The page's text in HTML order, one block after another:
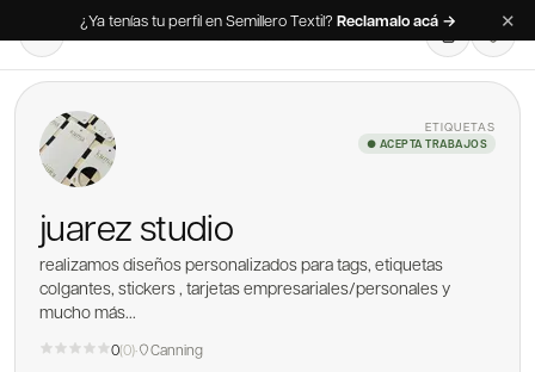
¿Ya tenías tu perfil en Semillero Textil? Reclamalo acá → ✕
ETIQUETAS
● ACEPTA TRABAJOS
juarez studio
realizamos diseños personalizados para tags, etiquetas
colgantes, stickers , tarjetas empresariales/personales y
mucho más...
0(0)· Canning